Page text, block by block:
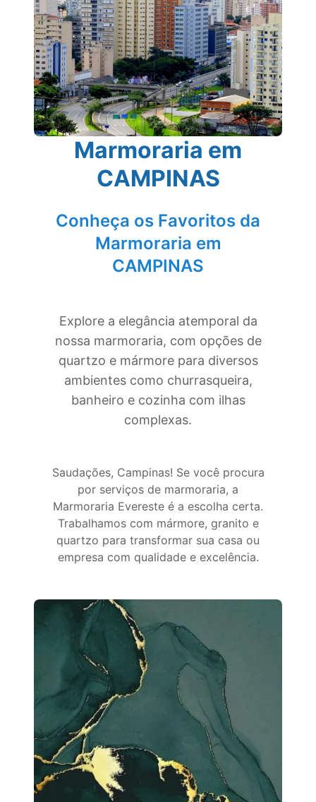
Marmoraria em
CAMPINAS
Conheça os Favoritos da
Marmoraria em
CAMPINAS
Explore a elegância atemporal da
nossa marmoraria, com opções de
quartzo e mármore para diversos
ambientes como churrasqueira,
banheiro e cozinha com ilhas
complexas.
Saudações, Campinas! Se você procura
por serviços de marmoraria, a
Marmoraria Evereste é a escolha certa.
Trabalhamos com mármore, granito e
quartzo para transformar sua casa ou
empresa com qualidade e excelência.